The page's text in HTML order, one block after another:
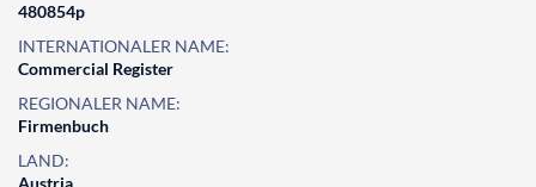
480854p
INTERNATIONALER NAME:
Commercial Register
REGIONALER NAME:
Firmenbuch
LAND:
Austria